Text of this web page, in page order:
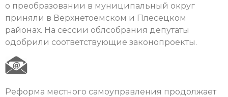
о преобразовании в муниципальный округ
приняли в Верхнетоемском и Плесецком
районах. На сессии облсобрания депутаты
одобрили соответствующие законопроекты.
Реформа местного самоуправления продолжает